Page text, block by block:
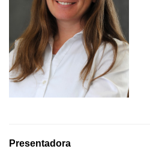
Presentadora